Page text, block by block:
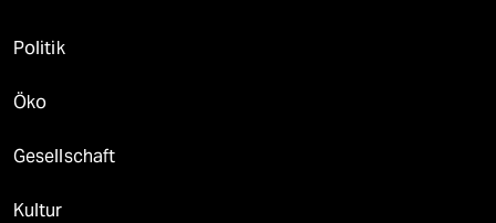
Politik
Öko
Gesellschaft
Kultur